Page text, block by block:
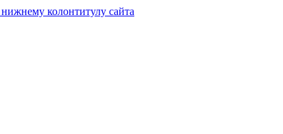
колонтитулу сайта